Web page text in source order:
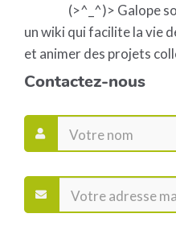
(>^_^)> Galope
un wiki qui facilite la vie
et animer des projets
Contactez-nous